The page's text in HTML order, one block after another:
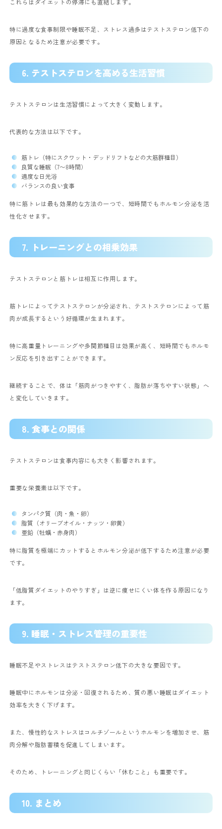
これらはダイエットの停滞にも直結します。
特に過度な食事制限や睡眠不足、ストレス過多はテストステロン低下の
原因となるため注意が必要です。
6. テストステロンを高める生活習慣
テストステロンは生活習慣によって大きく変動します。
代表的な方法は以下です。
筋トレ（特にスクワット・デッドリフトなどの大筋群種目）
良質な睡眠（7〜8時間）
適度な日光浴
バランスの良い食事
特に筋トレは最も効果的な方法の一つで、短時間でもホルモン分泌を活
性化させます。
7. トレーニングとの相乗効果
テストステロンと筋トレは相互に作用します。
筋トレによってテストステロンが分泌され、テストステロンによって筋
肉が成長するという好循環が生まれます。
特に高重量トレーニングや多関節種目は効果が高く、短時間でもホルモ
ン反応を引き出すことができます。
継続することで、体は「筋肉がつきやすく、脂肪が落ちやすい状態」へ
と変化していきます。
8. 食事との関係
テストステロンは食事内容にも大きく影響されます。
重要な栄養素は以下です。
タンパク質（肉・魚・卵）
脂質（オリーブオイル・ナッツ・卵黄）
亜鉛（牡蠣・赤身肉）
特に脂質を極端にカットするとホルモン分泌が低下するため注意が必要
です。
「低脂質ダイエットのやりすぎ」は逆に痩せにくい体を作る原因になり
ます。
9. 睡眠・ストレス管理の重要性
睡眠不足やストレスはテストステロン低下の大きな要因です。
睡眠中にホルモンは分泌・回復されるため、質の悪い睡眠はダイエット
効率を大きく下げます。
また、慢性的なストレスはコルチゾールというホルモンを増加させ、筋
肉分解や脂肪蓄積を促進してしまいます。
そのため、トレーニングと同じくらい「休むこと」も重要です。
10. まとめ